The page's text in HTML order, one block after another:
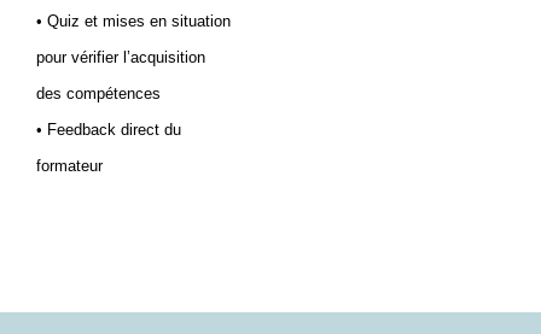
• Quiz et mises en situation
pour vérifier l’acquisition
des compétences
• Feedback direct du
formateur